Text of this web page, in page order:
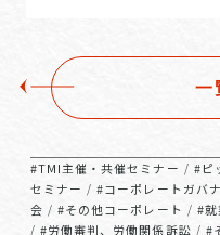
一
#TMI主催・共催セミナー / #ピ
セミナー /#コーポレートガバ
会 / #その他コーポレート / #
/ #労働審判、労働関係訴訟 / #